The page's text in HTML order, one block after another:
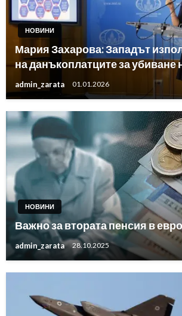
НОВИНИ
Мария Захарова: Западът
на данъкоплатците за убиване
admin_zarata 01.01.2026
НОВИНИ
Важно за втората пенсия в евро
admin_zarata 28.10.2025